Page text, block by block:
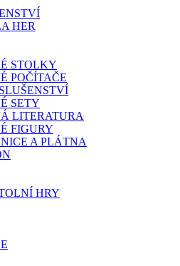
HER
STOLKY
POČÍTAČE
SETY
LITERATURA
FIGURY
A PLÁTNA
HRY